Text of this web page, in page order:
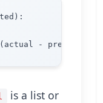
is a list or